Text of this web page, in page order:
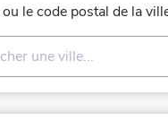
le code postal de la